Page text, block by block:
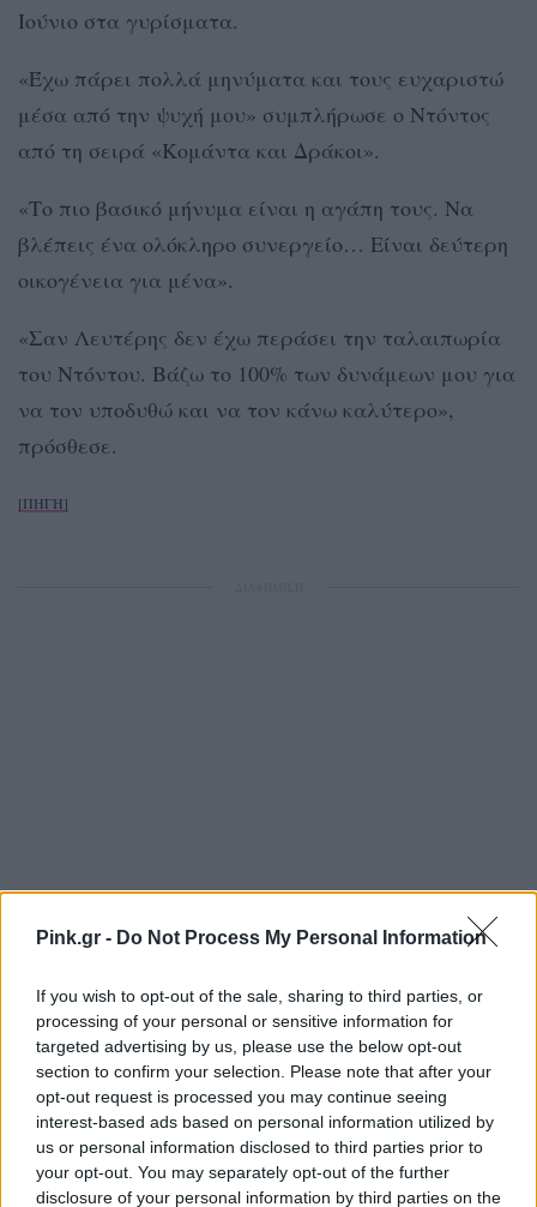
Pink.gr - Do Not Process My Personal Information
If you wish to opt-out of the sale, sharing to third parties, or
processing of your personal or sensitive information for
targeted advertising by us, please use the below opt-out
section to confirm your selection. Please note that after your
opt-out request is processed you may continue seeing
interest-based ads based on personal information utilized by
us or personal information disclosed to third parties prior to
your opt-out. You may separately opt-out of the further
disclosure of your personal information by third parties on the
Ιούνιο στα γυρίσματα.
«Έχω πάρει πολλά μηνύματα και τους ευχαριστώ
μέσα από την ψυχή μου» συμπλήρωσε ο Ντόντος
από τη σειρά «Κομάντα και Δράκοι».
«Το πιο βασικό μήνυμα είναι η αγάπη τους. Να
βλέπεις ένα ολόκληρο συνεργείο… Είναι δεύτερη
οικογένεια για μένα».
«Σαν Λευτέρης δεν έχω περάσει την ταλαιπωρία
του Ντόντου. Βάζω το 100% των δυνάμεων μου για
να τον υποδυθώ και να τον κάνω καλύτερο»,
πρόσθεσε.
[ΠΗΓΗ]
Ακολουθήστε το Pink.gr στοGoogle Newsκαι
μάθετε πρώτοι τα πιο hot νέα.